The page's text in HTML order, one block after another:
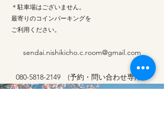
＊駐車場はございません。
最寄りのコインパーキングを
ご利用ください。
sendai.nishikicho.c.room@gmail.com
080-5818-2149(予約・問い合わせ専用）